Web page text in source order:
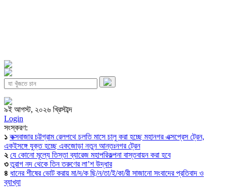
৯ই আগস্ট, ২০২৬ খ্রিস্টাব্দ
Login
সংস্করণ:
১ কক্সবাজার চট্টগ্রাম রেলপথে চলতি মাসে চালু করা হচ্ছে মহানগর এক্সপ্রেস ট্রেন,
একইসঙ্গে যুক্ত হচ্ছে একজোড়া নতুন আন্তঃনগর ট্রেন
২ যে কোনো মূল্যে তিস্তা ব্যারেজ মহাপরিকল্পনা বাস্তবায়ন করা হবে
৩ তুরাগ নদ থেকে তিন তরুণের লা’শ উদ্ধার
৪ ধানের শীষের ভোট করায় মা/দ/ক ছি/ন/তা/ই/কা/রী সাজানো সংবাদের প্রতিবাদ ও
ব্যাখ্যা